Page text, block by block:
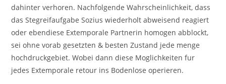
dahinter verhoren. Nachfolgende Wahrscheinlichkeit, dass
das Stegreifaufgabe Sozius wiederholt abweisend reagiert
oder ebendiese Extemporale Partnerin homogen abblockt,
sei ohne vorab gesetzten & besten Zustand jede menge
hochdruckgebiet. Wobei dann diese Moglichkeiten fur
jedes Extemporale retour ins Bodenlose operieren.